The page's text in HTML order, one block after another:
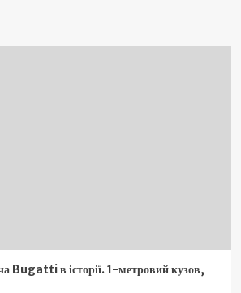
в історії. 1-метровий кузов,